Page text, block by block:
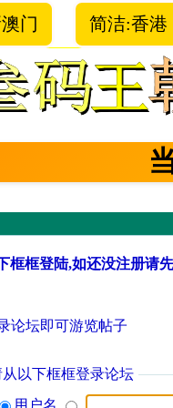
门 简洁:香港
框框登陆,如还没注册请
论坛即可游览帖子
从以下框框登录论坛
用户名